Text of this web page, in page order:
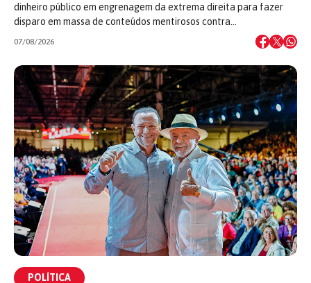
dinheiro público em engrenagem da extrema direita para fazer
disparo em massa de conteúdos mentirosos contra…
07/08/2026
POLÍTICA